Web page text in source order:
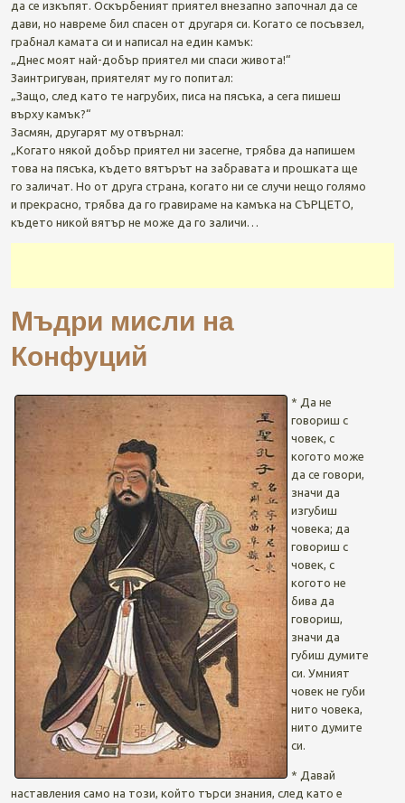
да се изкъпят. Оскърбеният приятел внезапно започнал да се
дави, но навреме бил спасен от другаря си. Когато се посъвзел,
грабнал камата си и написал на един камък:
„Днес моят най-добър приятел ми спаси живота!“
Заинтригуван, приятелят му го попитал:
„Защо, след като те нагрубих, писа на пясъка, а сега пишеш
върху камък?“
Засмян, другарят му отвърнал:
„Когато някой добър приятел ни засегне, трябва да напишем
това на пясъка, където вятърът на забравата и прошката ще
го заличат. Но от друга страна, когато ни се случи нещо голямо
и прекрасно, трябва да го гравираме на камъка на СЪРЦЕТО,
където никoй вятър не може да го заличи…
Мъдри мисли на
Конфуций
* Да не
говориш с
човек, с
когото може
да се говори,
значи да
изгубиш
човека; да
говориш с
човек, с
когото не
бива да
говориш,
значи да
губиш думите
си. Умният
човек не губи
нито човека,
нито думите
си.
* Давай
наставления само на този, който търси знания, след като е